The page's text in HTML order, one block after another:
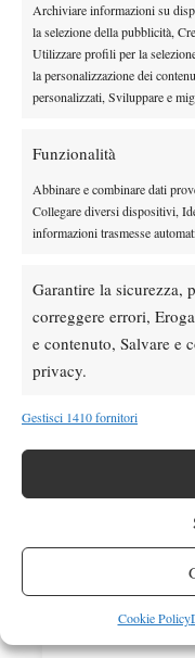
Archiviare informazioni su
la selezione della pubblicità,
Utilizzare profili per la
la personalizzazione dei
personalizzati, Sviluppare e
Funzionalità
Abbinare e combinare dati
Collegare diversi dispositivi,
informazioni trasmesse
Garantire la sicurezza,
correggere errori,
e contenuto, Salvare e
privacy.
Gestisci 1410 fornitori
Cookie Policy
out
News
WTA
Atp
Shang
Atp News
Masters 1000
terza volta dal 1990